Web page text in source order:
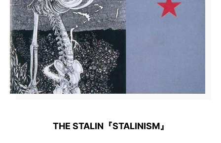
THE STALIN『STALINISM』